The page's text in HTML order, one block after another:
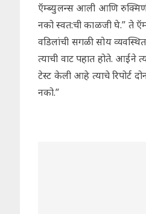
ऍम्ब्युलन्स आली आणि
नको स्वत:ची काळजी घे.” ते
वडिलांची सगळी सोय
त्याची वाट पहात होते. आईने
टेस्ट केली आहे त्याचे रिपोर्ट
नको.”